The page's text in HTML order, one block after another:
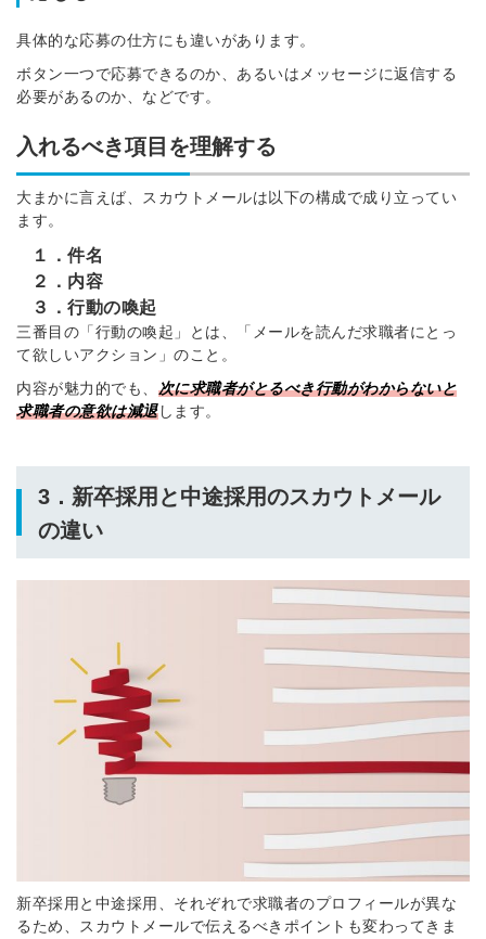
具体的な応募の仕方にも違いがあります。
ボタン一つで応募できるのか、あるいはメッセージに返信する
必要があるのか、などです。
入れるべき項目を理解する
大まかに言えば、スカウトメールは以下の構成で成り立ってい
ます。
１．件名
２．内容
３．行動の喚起
三番目の「行動の喚起」とは、「メールを読んだ求職者にとっ
て欲しいアクション」のこと。
内容が魅力的でも、 次に求職者がとるべき行動がわからないと
求職者の意欲は減退します。
3．新卒採用と中途採用のスカウトメール
の違い
新卒採用と中途採用、それぞれで求職者のプロフィールが異な
るため、スカウトメールで伝えるべきポイントも変わってきま